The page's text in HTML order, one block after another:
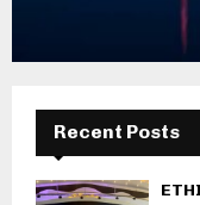
Recent Posts